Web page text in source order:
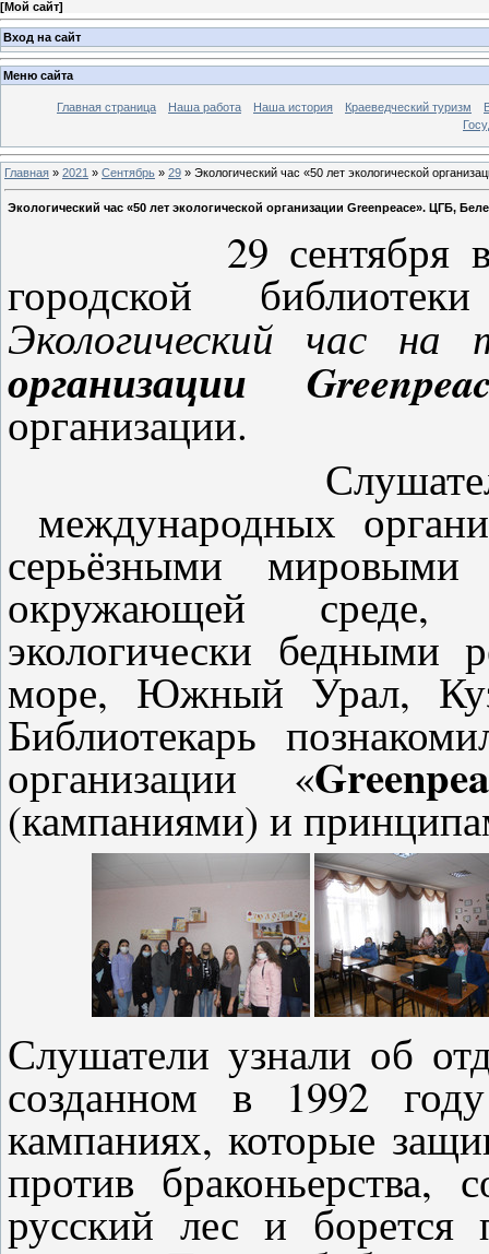
[Мой сайт]
Вход на сайт
Меню сайта
Главная страница Наша работа Наша история Краеведческий туризм
Главная » 2021 » Сентябрь » 29 » Экологический час «50 лет экологической
Экологический час «50 лет экологической организации Greenpeace». ЦГБ,
29 сентября
городской
Экологический час
организации
организации.
Слушатели
международных
серьёзными
окружающей среде,
экологически бедными
море, Южный Урал,
Библиотекарь
организации «
(кампаниями) и
Слушатели узнали об
созданном в 1992
кампаниях, которые
против браконьерства,
русский лес и борется